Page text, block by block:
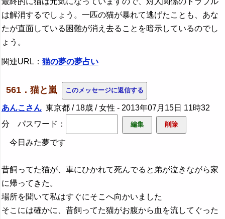
は解消するでしょう。一匹の猫が暴れて逃げたことも、あな
たが直面している困難が消え去ることを暗示しているのでし
ょう。
関連URL： 猫の夢の夢占い
561．猫と嵐
あんこさん 東京都 / 18歳 / 女性 - 2013年07月15日 11時32
分
パスワード：
今日みた夢です
昔飼ってた猫が、車にひかれて死んでると弟が泣きながら家
に帰ってきた。
場所を聞いて私はすぐにそこへ向かいました
そこには確かに、昔飼ってた猫がお腹から血を流してぐった